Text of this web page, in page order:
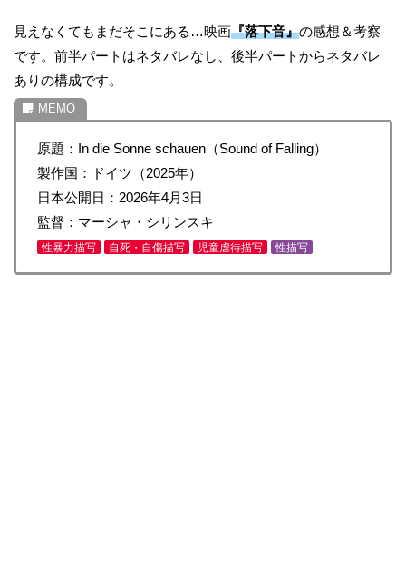
見えなくてもまだそこにある…映画『落下音』の感想＆考察
です。前半パートはネタバレなし、後半パートからネタバレ
ありの構成です。
原題：In die Sonne schauen（Sound of Falling）
製作国：ドイツ（2025年）
日本公開日：2026年4月3日
監督：マーシャ・シリンスキ
性暴力描写 自死・自傷描写 児童虐待描写 性描写